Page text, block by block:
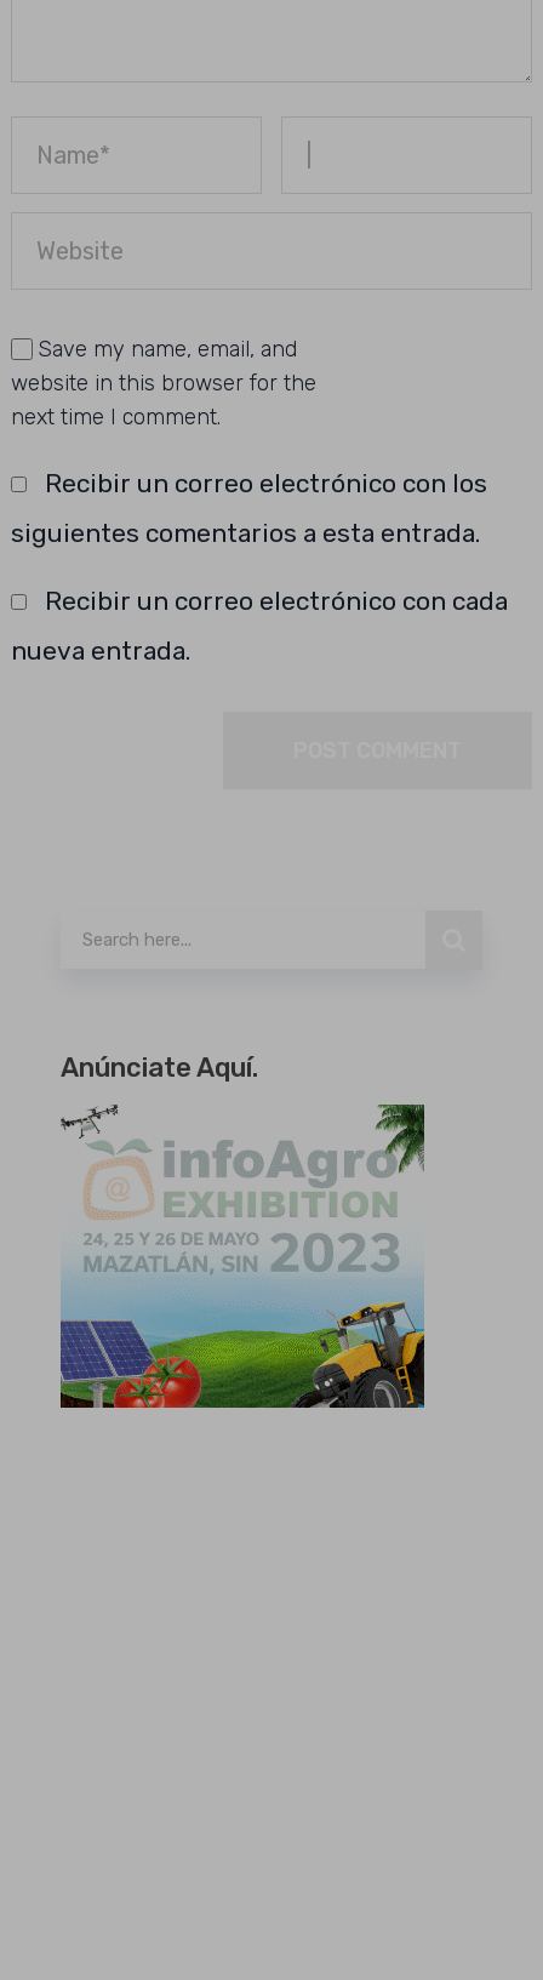
Save my name, email, and
website in this browser for the
next time I comment.
Recibir un correo electrónico con los
siguientes comentarios a esta entrada.
Recibir un correo electrónico con cada
nueva entrada.
Anúnciate Aquí.